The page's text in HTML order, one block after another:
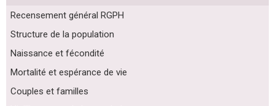
Recensement général RGPH
Structure de la population
Naissance et fécondité
Mortalité et espérance de vie
Couples et familles